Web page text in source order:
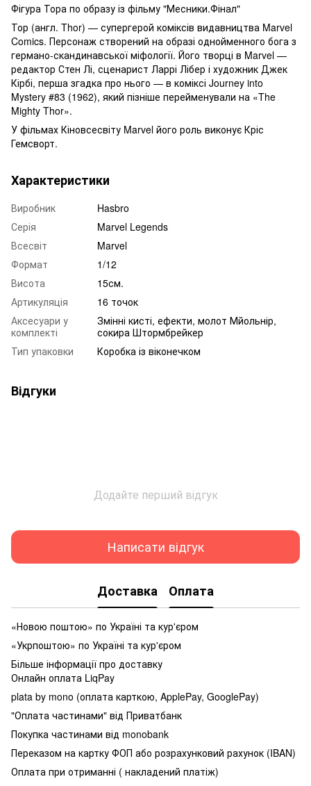
Фігура Тора по образу із фільму "Месники.Фінал"
Тор (англ. Thor) — супергерой коміксів видавництва Marvel
Comics. Персонаж створений на образі однойменного бога з
германо-скандинавської міфології. Його творці в Marvel —
редактор Стен Лі, сценарист Ларрі Лібер і художник Джек
Кірбі, перша згадка про нього — в коміксі Journey into
Mystery #83 (1962), який пізніше перейменували на «The
Mighty Thor».
У фільмах Кіновсесвіту Marvel його роль виконує Кріс
Гемсворт.
Характеристики
Виробник
Hasbro
Серія
Marvel Legends
Всесвіт
Marvel
Формат
1/12
Висота
15см.
Артикуляція
16 точок
Аксесуари у
комплекті
Змінні кисті, ефекти, молот Мйольнір,
сокира Штормбрейкер
Тип упаковки
Коробка із віконечком
Відгуки
Додайте перший відгук
Написати відгук
Доставка Оплата
«Новою поштою» по Україні та кур'єром
«Укрпоштою» по Україні та кур'єром
Більше інформації про доставку
Онлайн оплата LiqPay
plata by mono (оплата карткою, ApplePay, GooglePay)
"Оплата частинами" від Приватбанк
Покупка частинами від monobank
Переказом на картку ФОП або розрахунковий рахунок (IBAN)
Оплата при отриманні ( накладений платіж)